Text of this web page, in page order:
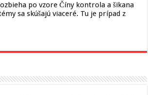
po vzore Číny kontrola a šikana
sa skúšajú viaceré. Tu je prípad z